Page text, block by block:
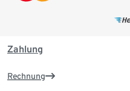
Zahlung
Rechnung